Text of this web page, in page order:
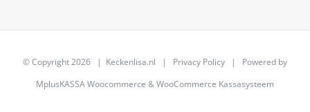
© Copyright2026 | Keckenlisa.nl | Privacy Policy | Powered by
MplusKASSA Woocommerce &WooCommerce Kassasysteem